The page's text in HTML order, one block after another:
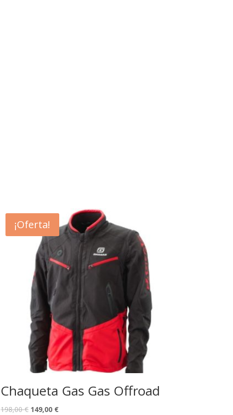
¡Oferta!
Chaqueta Gas Gas Offroad
198,00€ 149,00 €